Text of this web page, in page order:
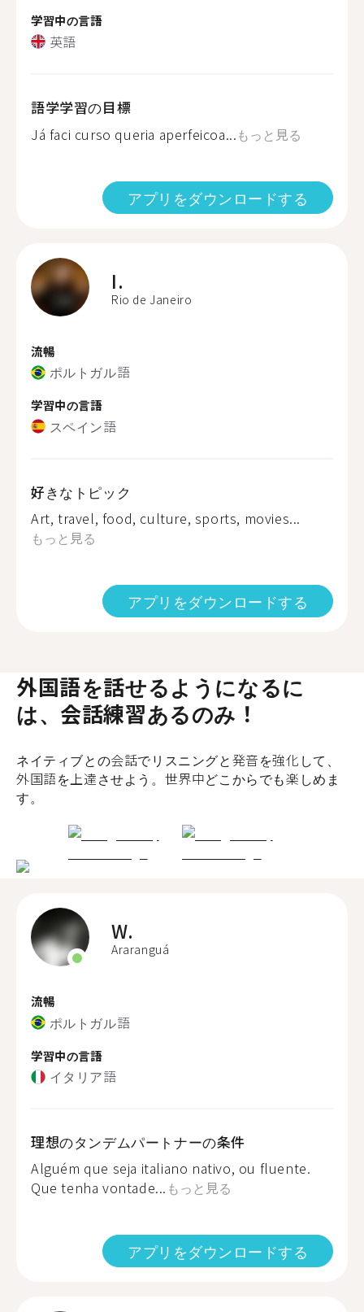
学習中の言語
英語
語学学習の目標
Já faci curso queria aperfeicoa...もっと見る
アプリをダウンロードする
I.
Rio de Janeiro
流暢
ポルトガル語
学習中の言語
スペイン語
好きなトピック
Art, travel, food, culture, sports, movies...
もっと見る
アプリをダウンロードする
外国語を話せるようになるに
は、会話練習あるのみ！
ネイティブとの会話でリスニングと発音を強化して、
外国語を上達させよう。世界中どこからでも楽しめま
す。
W.
Araranguá
流暢
ポルトガル語
学習中の言語
イタリア語
理想のタンデムパートナーの条件
Alguém que seja italiano nativo, ou fluente.
Que tenha vontade... もっと見る
アプリをダウンロードする